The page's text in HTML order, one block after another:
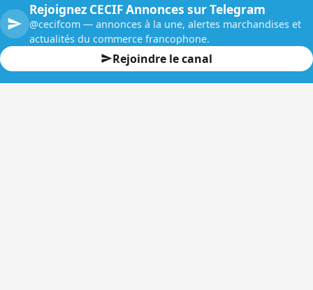
Rejoignez CECIF Annonces sur Telegram
@cecifcom — annonces à la une, alertes marchandises et
actualités du commerce francophone.
Rejoindre le canal